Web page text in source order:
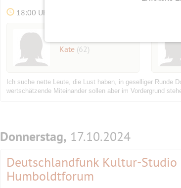
18:00 Uhr
Kate (62)
Ich suche nette Leute, die Lust haben, in geselliger Runde
wertschätzende Miteinander sollen aber im Vordergrund
Donnerstag, 17.10.2024
Deutschlandfunk Kultur-Studio
Humboldtforum